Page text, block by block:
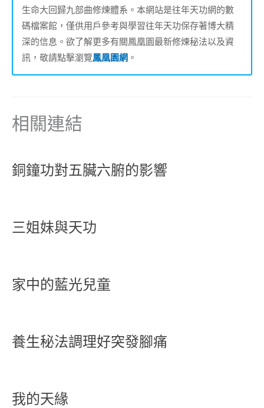
生命大回歸九部曲修煉體系。本網站是往年天功網的數
碼檔案館，僅供用戶參考與學習往年天功保存著博大精
深的信息。欲了解更多有關鳳凰園最新修煉秘法以及資
訊，敬請點擊瀏覽鳳凰園網 。
相關連結
銅鐘功對五臟六腑的影響
三姐妹與天功
家中的藍光兒童
養生秘法調理好突發腳痛
我的天緣